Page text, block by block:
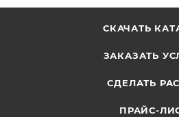
СКАЧАТЬ
ЗАКАЗАТЬ
СДЕЛАТЬ
ПРАЙС-